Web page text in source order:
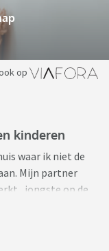
op
kinderen
waar ik niet de
Mijn partner
, jongste op de
willen wij de “
niet goed hoe dit